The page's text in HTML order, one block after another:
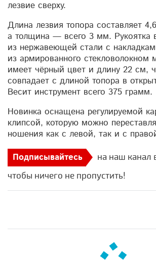
лезвие сверху.
Длина лезвия топора составляет
а толщина — всего 3 мм. Рукоятка
из нержавеющей стали с
из армированного стекловолокном
имеет чёрный цвет и длину 22 см,
совпадает с длиной топора в
Весит инструмент всего 375 грамм.
Новинка оснащена регулируемой
клипсой, которую можно
ношения как с левой, так и с
Подписывайтесь на наш канал
чтобы ничего не пропустить!